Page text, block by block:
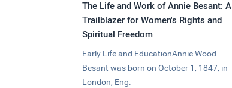
The Life and Work of Annie Besant: A
Trailblazer for Women's Rights and
Spiritual Freedom
Early Life and EducationAnnie Wood
Besant was born on October 1, 1847, in
London, Eng.